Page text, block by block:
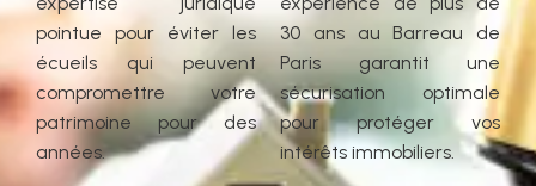
pointue pour éviter les
écueils qui peuvent
compromettre votre
patrimoine pour des
années.
30 ans au Barreau de
Paris garantit une
sécurisation optimale
pour protéger vos
intérêts immobiliers.